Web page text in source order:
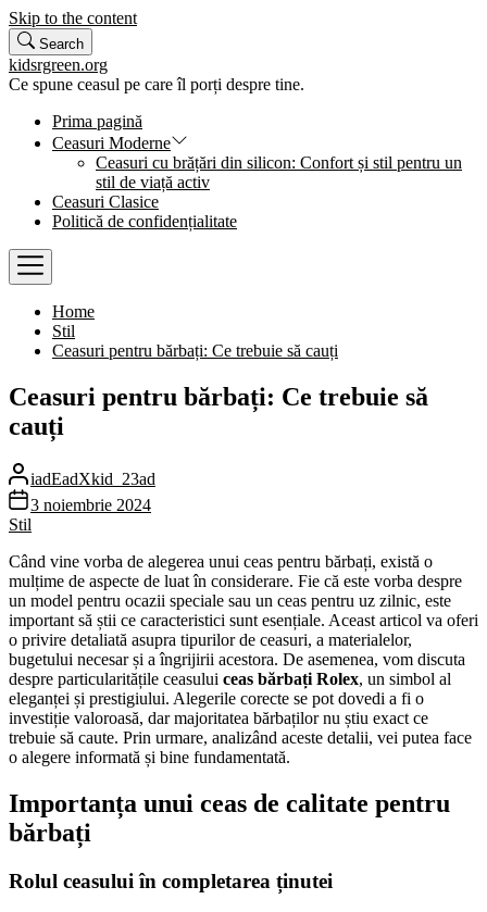
Skip to the content
Search
kidsrgreen.org
Ce spune ceasul pe care îl porți despre tine.
Prima pagină
Ceasuri Moderne
Ceasuri cu brățări din silicon: Confort și stil pentru un
stil de viață activ
Ceasuri Clasice
Politică de confidențialitate
Home
Stil
Ceasuri pentru bărbați: Ce trebuie să cauți
Ceasuri pentru bărbați: Ce trebuie să
cauți
iadEadXkid_23ad
3 noiembrie 2024
Stil
Când vine vorba de alegerea unui ceas pentru bărbați, există o
mulțime de aspecte de luat în considerare. Fie că este vorba despre
un model pentru ocazii speciale sau un ceas pentru uz zilnic, este
important să știi ce caracteristici sunt esențiale. Aceast articol va oferi
o privire detaliată asupra tipurilor de ceasuri, a materialelor,
bugetului necesar și a îngrijirii acestora. De asemenea, vom discuta
despre particularitățile ceasului ceas bărbați Rolex, un simbol al
eleganței și prestigiului. Alegerile corecte se pot dovedi a fi o
investiție valoroasă, dar majoritatea bărbaților nu știu exact ce
trebuie să caute. Prin urmare, analizând aceste detalii, vei putea face
o alegere informată și bine fundamentată.
Importanța unui ceas de calitate pentru
bărbați
Rolul ceasului în completarea ținutei